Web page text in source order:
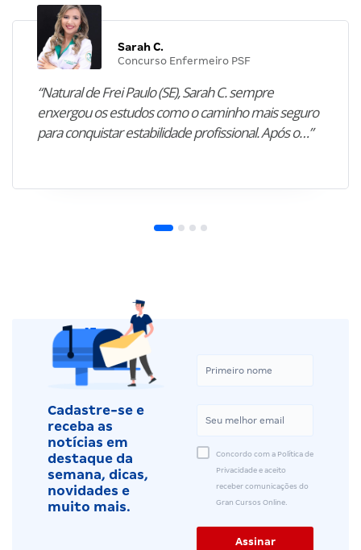
Sarah C.
Concurso Enfermeiro PSF
“Natural de Frei Paulo (SE), Sarah C. sempre
enxergou os estudos como o caminho mais seguro
para conquistar estabilidade profissional. Após o…”
Cadastre-se e
receba as
notícias em
destaque da
semana, dicas,
novidades e
muito mais.
Concordo com a Política de
Privacidade e aceito
receber comunicações do
Gran Cursos Online.